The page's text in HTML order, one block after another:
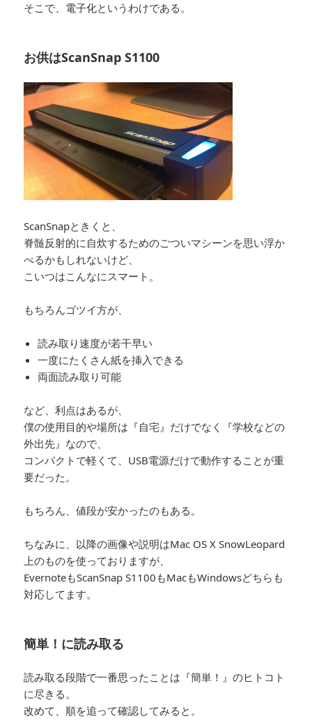
そこで、電子化というわけである。
お供はScanSnap S1100
ScanSnapときくと、
脊髄反射的に自炊するためのごついマシーンを思い浮か
べるかもしれないけど、
こいつはこんなにスマート。
もちろんゴツイ方が、
読み取り速度が若干早い
一度にたくさん紙を挿入できる
両面読み取り可能
など、利点はあるが、
僕の使用目的や場所は『自宅』だけでなく『学校などの
外出先』なので、
コンパクトで軽くて、USB電源だけで動作することが重
要だった。
もちろん、値段が安かったのもある。
ちなみに、以降の画像や説明はMac OS X SnowLeopard
上のものを使っておりますが、
EvernoteもScanSnap S1100もMacもWindowsどちらも
対応してます。
簡単！に読み取る
読み取る段階で一番思ったことは『簡単！』のヒトコト
に尽きる。
改めて、順を追って確認してみると。